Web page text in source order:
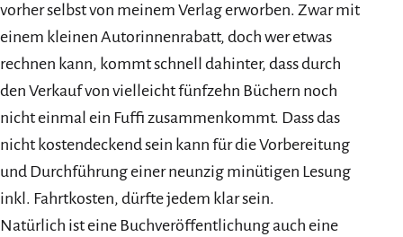
vorher selbst von meinem Verlag erworben. Zwar mit
einem kleinen Autorinnenrabatt, doch wer etwas
rechnen kann, kommt schnell dahinter, dass durch
den Verkauf von vielleicht fünfzehn Büchern noch
nicht einmal ein Fuffi zusammenkommt. Dass das
nicht kostendeckend sein kann für die Vorbereitung
und Durchführung einer neunzig minütigen Lesung
inkl. Fahrtkosten, dürfte jedem klar sein.
Natürlich ist eine Buchveröffentlichung auch eine